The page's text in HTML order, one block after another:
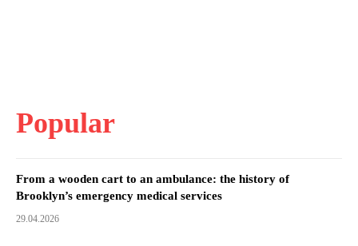
Popular
From a wooden cart to an ambulance: the history of
Brooklyn’s emergency medical services
29.04.2026